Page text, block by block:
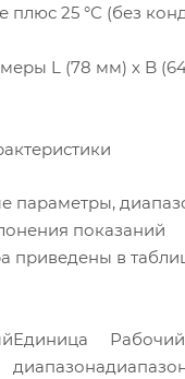
плюс 25 °С (без
L (78 мм) х B
параметры,
показаний
приведены в
Единица
диапазона
Рабочий